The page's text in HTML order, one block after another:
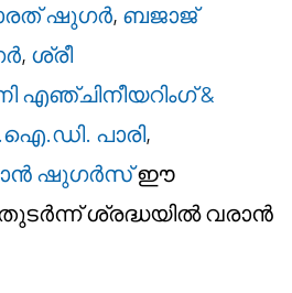
ഷുഗർ, ബജാജ്
, ശ്രീ
എഞ്ചിനീയറിംഗ് &
പാരി,
ഷുഗർസ്ഈ
ശ്രദ്ധയിൽ വരാൻ